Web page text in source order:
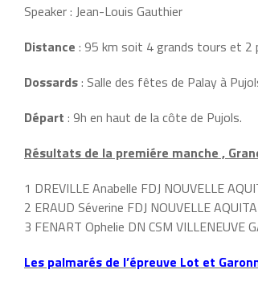
Speaker : Jean-Louis Gauthier
Distance : 95 km soit 4 grands tours et
Dossards: Salle des fêtes de Palay à
Départ : 9h en haut de la côte de Pujols.
Résultats de la premiére manche ,
1 DREVILLE Anabelle FDJ NOUVELLE
2 ERAUD Séverine FDJ NOUVELLE
3 FENART Ophelie DN CSM VILLENEUVE
Les palmarés de l’épreuve Lot et